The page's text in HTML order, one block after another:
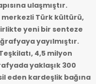
ulaşmıştır.
merkezli Türk kültürü,
yeni bir senteze
yayılmıştır.
4,5 milyon
yaklaşık 300
eden kardeşlik bağına